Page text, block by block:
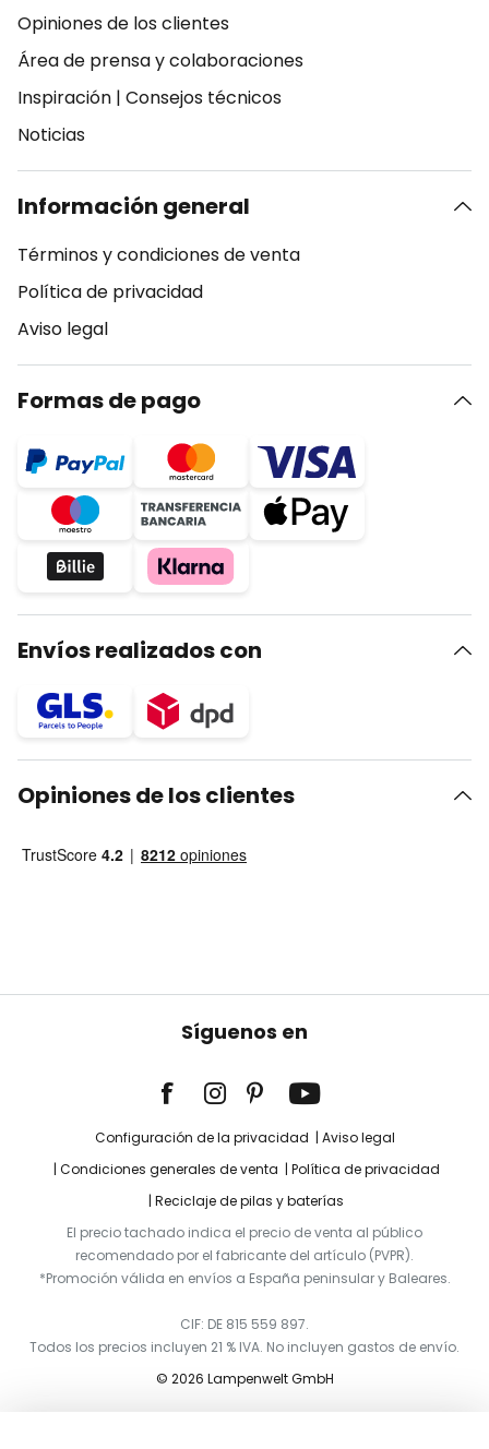
Opiniones de los clientes
Área de prensa y colaboraciones
Inspiración | Consejos técnicos
Noticias
Información general
Términos y condiciones de venta
Política de privacidad
Aviso legal
Formas de pago
Envíos realizados con
Opiniones de los clientes
Síguenos en
Configuración de la privacidad
Aviso legal
Condiciones generales de venta
Política de privacidad
Reciclaje de pilas y baterías
El precio tachado indica el precio de venta al público
recomendado por el fabricante del artículo (PVPR).
*Promoción válida en envíos a España peninsular y Baleares.
CIF: DE 815 559 897.
Todos los precios incluyen 21 % IVA. No incluyen gastos de envío.
© 2026 Lampenwelt GmbH